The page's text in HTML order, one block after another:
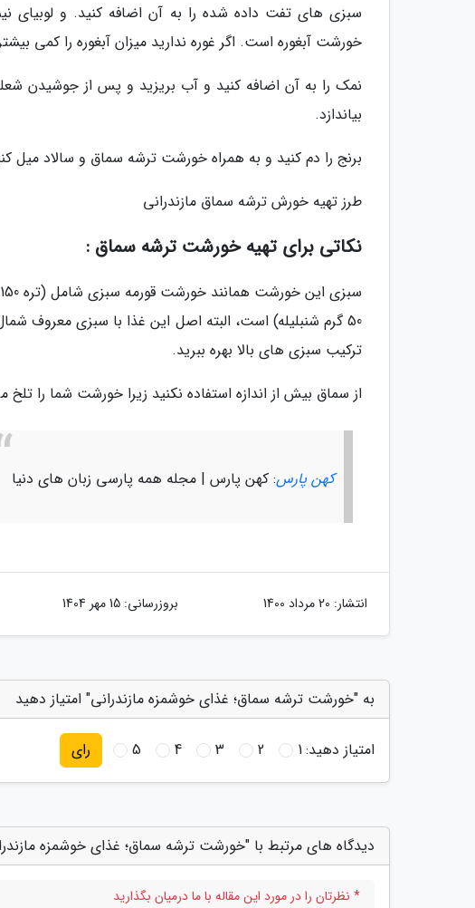
سبزی های تفت داده شده را به آن اضافه کنید. و لوبیای
خورشت آبغوره است. اگر غوره ندارید میزان آبغوره را کمی
نمک را به آن اضافه کنید و آب بریزید و پس از جوشیدن
بیاندازد.
برنج را دم کنید و به همراه خورشت ترشه سماق و سالاد میل
طرز تهیه خورش ترشه سماق مازندرانی
نکاتی برای تهیه خورشت ترشه سماق :
50 گرم شنبلیله) است، البته اصل این غذا با سبزی معروف
ترکیب سبزی های بالا بهره ببرید.
از سماق بیش از اندازه استفاده نکنید زیرا خورشت شما را تلخ
کهن پارس: کهن پارس | مجله همه پارسی زبان های دنیا
انتشار: 20 مرداد 1400 بروزرسانی: 15 مهر 1404
به "خورشت ترشه سماق؛ غذای خوشمزه مازندرانی" امتیاز دهید
امتیاز دهید:1
2
3
4
5 رای
دیدگاه های مرتبط با "خورشت ترشه سماق؛ غذای خوشمزه
* نظرتان را در مورد این مقاله با ما درمیان بگذارید